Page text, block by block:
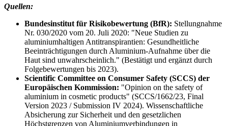
Quellen:
Bundesinstitut für Risikobewertung (BfR): Stellungnahme
Nr. 030/2020 vom 20. Juli 2020: "Neue Studien zu
aluminiumhaltigen Antitranspirantien: Gesundheitliche
Beeinträchtigungen durch Aluminium-Aufnahme über die
Haut sind unwahrscheinlich." (Bestätigt und ergänzt durch
Folgebewertungen bis 2023).
Scientific Committee on Consumer Safety (SCCS) der
Europäischen Kommission: "Opinion on the safety of
aluminium in cosmetic products" (SCCS/1662/23, Final
Version 2023 / Submission IV 2024). Wissenschaftliche
Absicherung zur Sicherheit und den gesetzlichen
Höchstgrenzen von Aluminiumverbindungen in